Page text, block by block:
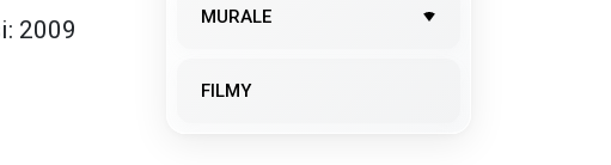
2009 MURALE
FILMY